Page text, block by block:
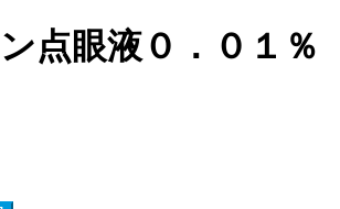
点眼液０．０１％